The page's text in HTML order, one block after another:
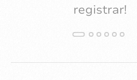
registrar!